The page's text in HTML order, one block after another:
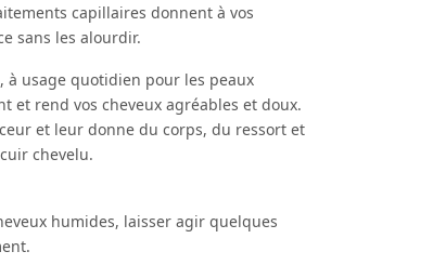
capillaires donnent à vos
sans les alourdir.
à usage quotidien pour les peaux
et rend vos cheveux agréables et doux.
et leur donne du corps, du ressort et
chevelu.
humides, laisser agir quelques